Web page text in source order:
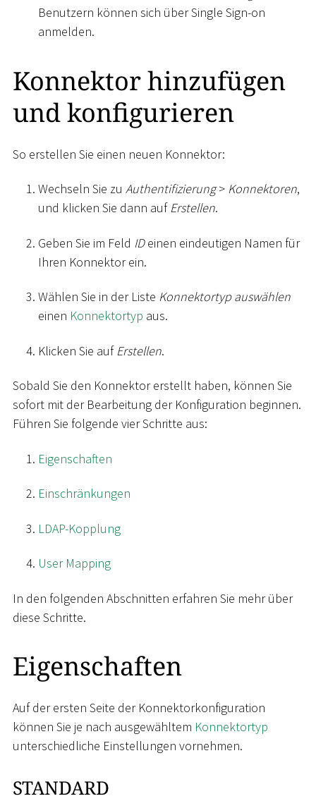
Benutzern können sich über Single Sign-on
anmelden.
Konnektor hinzufügen
und konfigurieren
So erstellen Sie einen neuen Konnektor:
Wechseln Sie zu Authentifizierung > Konnektoren,
und klicken Sie dann aufErstellen.
Geben Sie im Feld IDeinen eindeutigen Namen für
Ihren Konnektor ein.
Wählen Sie in der Liste Konnektortyp auswählen
einen Konnektortyp aus.
Klicken Sie auf Erstellen.
Sobald Sie den Konnektor erstellt haben, können Sie
sofort mit der Bearbeitung der Konfiguration beginnen.
Führen Sie folgende vier Schritte aus:
Eigenschaften
Einschränkungen
LDAP-Kopplung
User Mapping
In den folgenden Abschnitten erfahren Sie mehr über
diese Schritte.
Eigenschaften
Auf der ersten Seite der Konnektorkonfiguration
können Sie je nach ausgewähltem Konnektortyp
unterschiedliche Einstellungen vornehmen.
STANDARD